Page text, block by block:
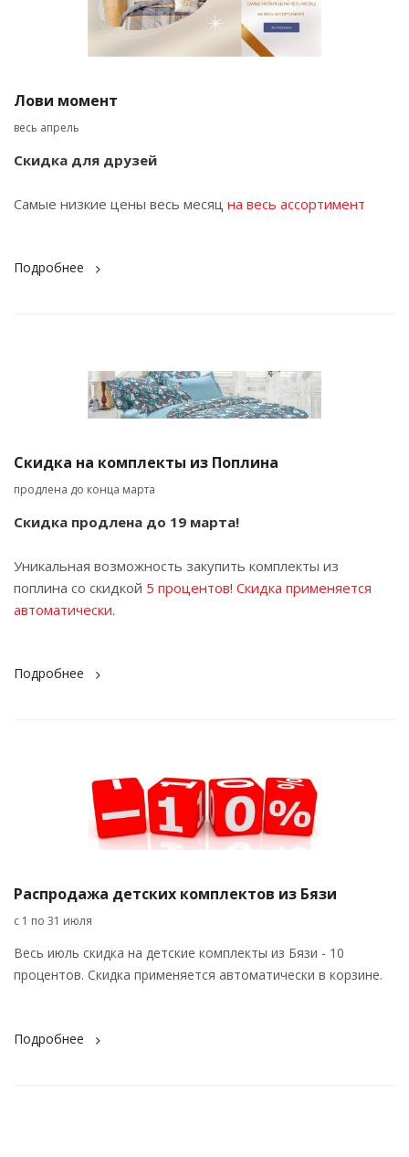
Лови момент
весь апрель
Скидка для друзей
Самые низкие цены весь месяц на весь ассортимент
Подробнее
Скидка на комплекты из Поплина
продлена до конца марта
Скидка продлена до 19 марта!
Уникальная возможность закупить комплекты из
поплина со скидкой 5 процентов! Скидка применяется
автоматически.
Подробнее
Распродажа детских комплектов из Бязи
с 1 по 31 июля
Весь июль скидка на детские комплекты из Бязи - 10
процентов. Скидка применяется автоматически в корзине.
Подробнее